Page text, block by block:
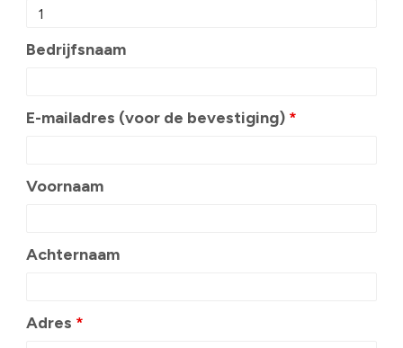
Bedrijfsnaam
E-mailadres (voor de bevestiging) *
Voornaam
Achternaam
Adres *